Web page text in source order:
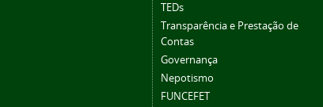
TEDs
Transparência e Prestação de
Contas
Governança
Nepotismo
FUNCEFET